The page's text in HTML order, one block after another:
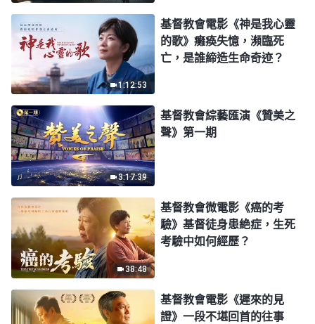
1:12:53
基督教會電影《神是我心靈
的歌》癱痪失憶，瀕臨死
亡，是誰締造生命奇迹？
3:17:39
基督教會綜藝匯演《贊美之
聲》第一期
38:48
基督教會微電影《癌的考
驗》基督徒身患絶症，生死
考驗中如何經歷？
基督教會電影《遲來的見
證》一段不堪回首的往事